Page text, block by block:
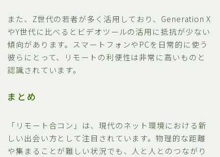
また、Z世代の若者が多く活用しており、Generation X
やY世代に比べるとビデオツールの活用に抵抗が少ない
傾向があります。スマートフォンやPCを日常的に使う
彼らにとって、リモートの利便性は非常に高いものと
認識されています。
まとめ
「リモート合コン」は、現代のネット環境における新
しい出会い方として注目されています。物理的な距離
や集まることが難しい状況でも、人と人とのつながり